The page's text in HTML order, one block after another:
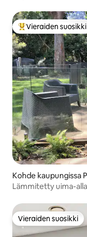
Vieraiden
Vieraiden suosikki
Kohde kaupungissa
Lämmitetty uima-
Vieraiden suosikki
Vieraiden suosikki